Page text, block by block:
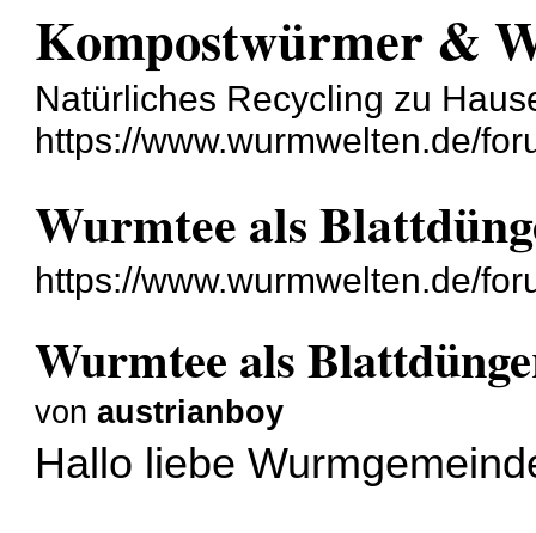
Kompostwürmer &
Natürliches Recycling zu
https://www.wurmwelten.de/
Wurmtee als
https://www.wurmwelten.de/
Wurmtee als
vonaustrianboy
Hallo liebe